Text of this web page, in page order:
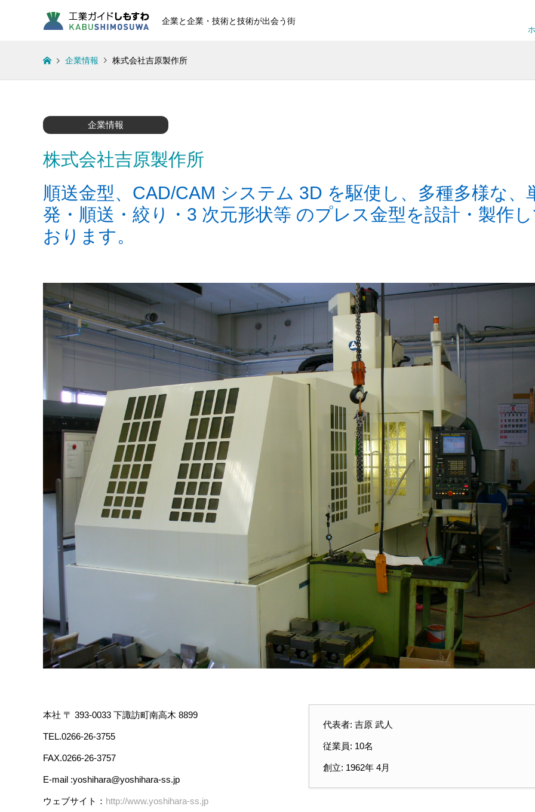
企業と企業・技術と技術が出会う街
企業情報 株式会社吉原製作所
企業情報
株式会社吉原製作所
順送金型、CAD/CAM システム 3D を駆使し、多種多様な、
発・順送・絞り・3 次元形状等 のプレス金型を設計・製作
おります。
本社 〒 393-0033 下諏訪町南高木 8899
TEL.0266-26-3755
FAX.0266-26-3757
E-mail :yoshihara@yoshihara-ss.jp
ウェブサイト： http://www.yoshihara-ss.jp
代表者: 吉原 武人
従業員: 10名
創立: 1962年 4月